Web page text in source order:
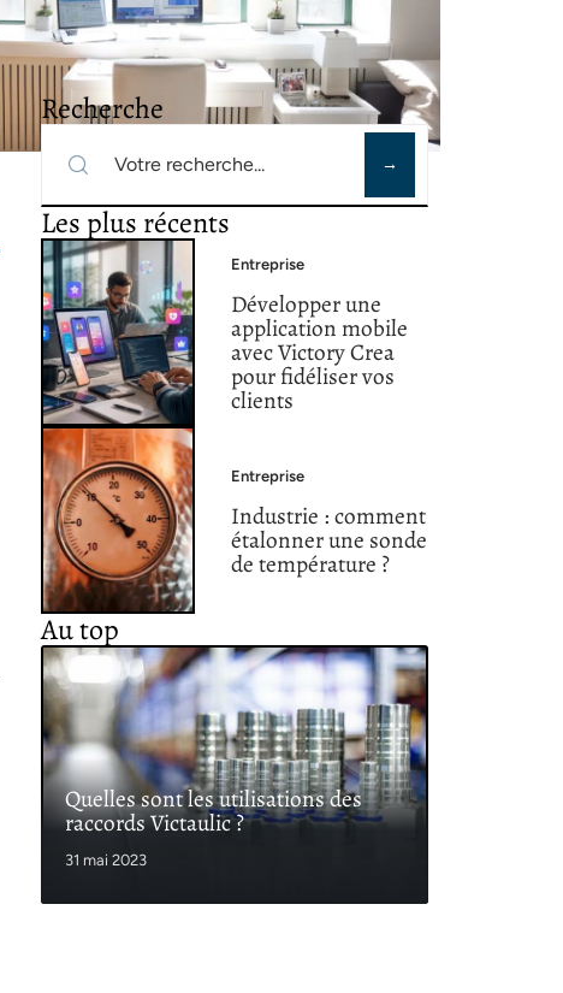
Recherche
Les plus récents
Entreprise
Développer une
application mobile
avec Victory Crea
pour fidéliser vos
clients
Entreprise
Industrie : comment
étalonner une sonde
de température ?
Au top
Quelles sont les utilisations des
raccords Victaulic ?
31 mai 2023